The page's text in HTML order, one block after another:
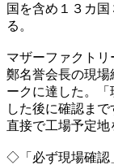
国を含め１３カ
る。
マザーファクト
鄭名誉会長の現
ークに達した。
した後に確認ま
直接で工場予定地
◇「必ず現場確認